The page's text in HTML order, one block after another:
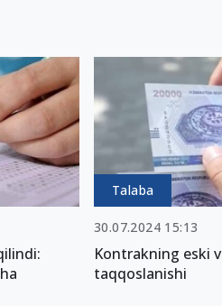
Talaba
30.07.2024 15:13
Kontrakning eski
taqqoslanishi